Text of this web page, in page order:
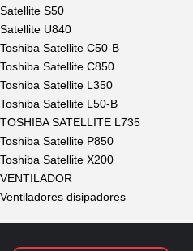
Satellite S50
Satellite U840
Toshiba Satellite C50-B
Toshiba Satellite C850
Toshiba Satellite L350
Toshiba Satellite L50-B
TOSHIBA SATELLITE L735
Toshiba Satellite P850
Toshiba Satellite X200
VENTILADOR
Ventiladores disipadores